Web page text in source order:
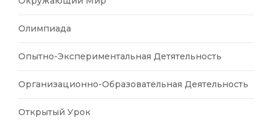
Олимпиада
Опытно-Экспериментальная Детятельность
Организационно-Образовательная Деятельность
Открытый Урок